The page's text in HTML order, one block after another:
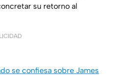
su retorno al
se confiesa sobre James